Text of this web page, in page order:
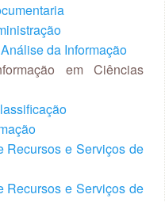
da Informação
em Ciências
Recursos e Serviços de
Recursos e Serviços de